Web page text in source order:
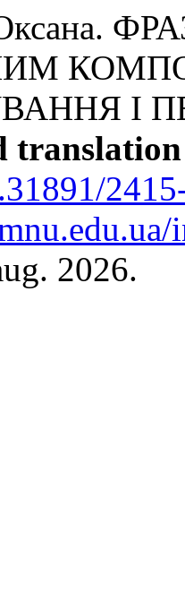
І
translation
2026.